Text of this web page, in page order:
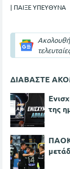
| ΠΑΙΞΕ ΥΠΕΥΘΥΝΑ
ΔΙΑΒΑΣΤΕ
της
ΠΑΟΚ